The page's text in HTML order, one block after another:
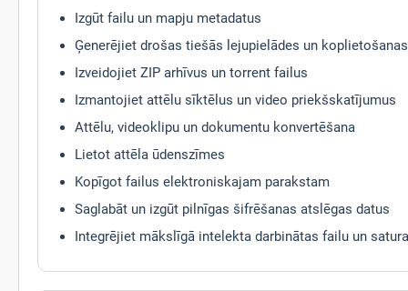
Izgūt failu un mapju metadatus
Ģenerējiet drošas tiešās lejupielādes un
Izveidojiet ZIP arhīvus un torrent failus
Izmantojiet attēlu sīktēlus un video priekšskatījumus
Attēlu, videoklipu un dokumentu konvertēšana
Lietot attēla ūdenszīmes
Kopīgot failus elektroniskajam parakstam
Saglabāt un izgūt pilnīgas šifrēšanas atslēgas datus
Integrējiet mākslīgā intelekta darbinātas failu un